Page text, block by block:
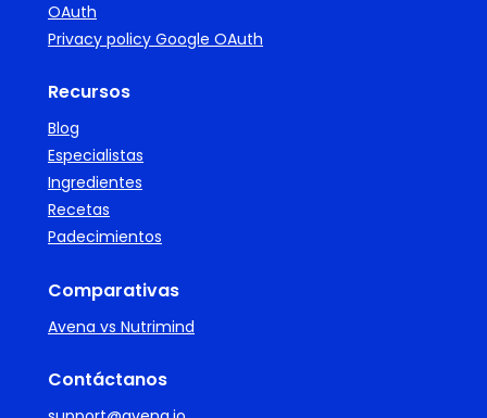
OAuth
Privacy policy Google OAuth
Recursos
Blog
Especialistas
Ingredientes
Recetas
Padecimientos
Comparativas
Avena vs Nutrimind
Contáctanos